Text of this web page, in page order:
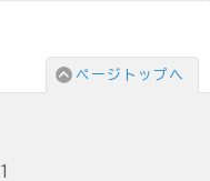
ページトップへ